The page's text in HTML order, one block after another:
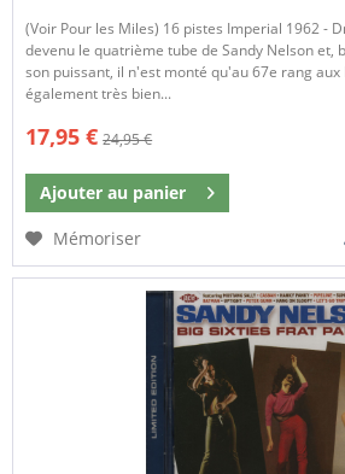
(Voir Pour les Miles) 16 pistes Imperial 1962 -
devenu le quatrième tube de Sandy Nelson et,
son puissant, il n'est monté qu'au 67e rang
également très bien...
17,95 € 24,95 €
Ajouter au panier
Mémoriser